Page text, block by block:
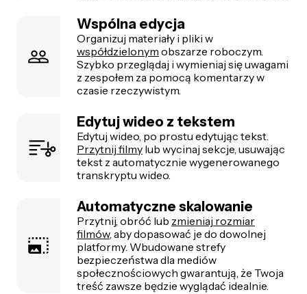
Wspólna edycja
Organizuj materiały i pliki w
współdzielonym obszarze roboczym.
Szybko przeglądaj i wymieniaj się uwagami
z zespołem za pomocą komentarzy w
czasie rzeczywistym.
Edytuj wideo z tekstem
Edytuj wideo, po prostu edytując tekst.
Przytnij filmy lub wycinaj sekcje, usuwając
tekst z automatycznie wygenerowanego
transkryptu wideo.
Automatyczne skalowanie
Przytnij, obróć lub zmieniaj rozmiar
filmów, aby dopasować je do dowolnej
platformy. Wbudowane strefy
bezpieczeństwa dla mediów
społecznościowych gwarantują, że Twoja
treść zawsze będzie wyglądać idealnie.